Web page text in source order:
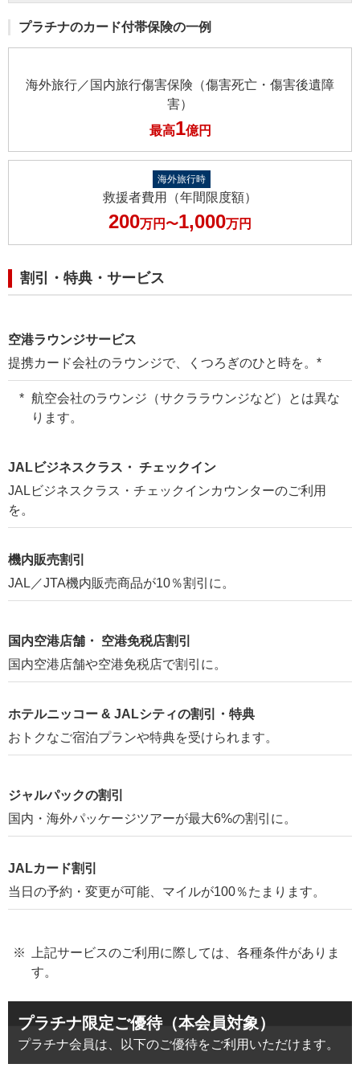
プラチナのカード付帯保険の一例
海外旅行／国内旅行傷害保険（傷害死亡・傷害後遺障
害）
最高1億円
海外旅行時
救援者費用（年間限度額）
200万円〜1,000万円
割引・特典・サービス
空港ラウンジサービス
提携カード会社のラウンジで、くつろぎのひと時を。*
航空会社のラウンジ（サクララウンジなど）とは異な
ります。
JALビジネスクラス・ チェックイン
JALビジネスクラス・チェックインカウンターのご利用
を。
機内販売割引
JAL／JTA機内販売商品が10％割引に。
国内空港店舗・ 空港免税店割引
国内空港店舗や空港免税店で割引に。
ホテルニッコー & JALシティの割引・特典
おトクなご宿泊プランや特典を受けられます。
ジャルパックの割引
国内・海外パッケージツアーが最大6%の割引に。
JALカード割引
当日の予約・変更が可能、マイルが100％たまります。
上記サービスのご利用に際しては、各種条件がありま
す。
プラチナ限定ご優待（本会員対象）
プラチナ会員は、以下のご優待をご利用いただけます。